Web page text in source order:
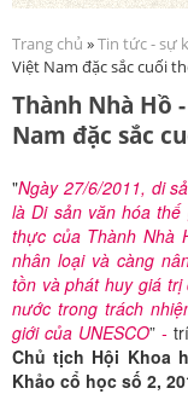
Bạn đang ở đây
Trang chủ »Tin tức - sự
Việt Nam đặc sắc cuối
Thành Nhà Hồ
Nam đặc sắc
"Ngày 27/6/2011, di
là Di sản văn hóa
thực của Thành Nhà
nhân loại và càng
tồn và phát huy giá
nước trong trách
giới của UNESCO” -
Chủ tịch Hội Khoa
Khảo cổ học số 2,